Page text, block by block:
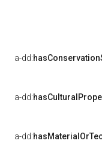
a-dd:
a-dd:
a-dd: